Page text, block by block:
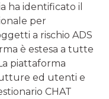
ha identificato il
per
a rischio ADS
è estesa a tutte
piattaforma
ed utenti e
CHAT